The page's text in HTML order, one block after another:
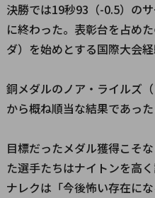
決勝では19秒93（-0.5）の
に終わった。表彰台を占め
ダ）を始めとする国際大会経
銅メダルのノア・ライルズ
から概ね順当な結果であった
目標だったメダル獲得こそ
た選手たちはナイトンを高
ナレクは「今後怖い存在に